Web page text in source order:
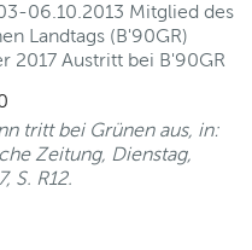
06.10.2013 Mitglied des
Landtags (B'90GR)
2017 Austritt bei B'90GR
tritt bei Grünen aus, in:
Zeitung, Dienstag,
S. R12.